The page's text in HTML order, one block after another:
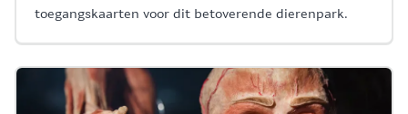
toegangskaarten voor dit betoverende dierenpark.